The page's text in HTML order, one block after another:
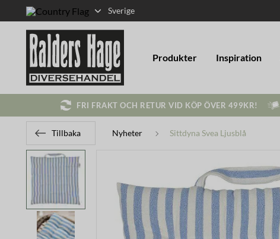
Sverige
Produkter Inspiration
FRI FRAKT OCH RETUR VID KÖP ÖVER 499KR!
Tillbaka Nyheter Sittdyna Svea Ljusblå